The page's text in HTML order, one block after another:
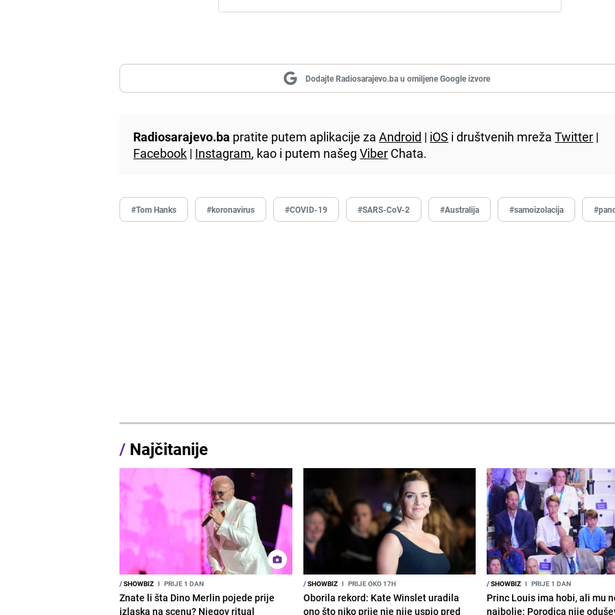
Dodajte Radiosarajevo.ba u omiljene Google izvore
Radiosarajevo.ba pratite putem aplikacije zaAndroid | iOS i društvenih mrežaTwitter |
Facebook | Instagram, kao i putem našegViber Chata.
#Tom Hanks #koronavirus #COVID-19 #SARS-CoV-2 #Australija #samoizolacija
/ Najčitanije
/SHOWBIZ I PRIJE 1 DAN
Znate li šta Dino Merlin pojede prije
izlaska na scenu? Njegov ritual
/SHOWBIZ I PRIJE OKO 17H
Oborila rekord: Kate Winslet uradila
ono što niko prije nje nije uspio pred
/SHOWBIZ I PRIJE 1 DAN
Princ Louis ima hobi, ali mu
najbolje: Porodica nije